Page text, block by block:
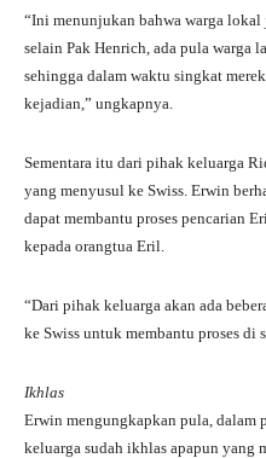
“Ini menunjukan bahwa warga lokal
selain Pak Henrich, ada pula warga
sehingga dalam waktu singkat
kejadian,” ungkapnya.
Sementara itu dari pihak keluarga
yang menyusul ke Swiss. Erwin
dapat membantu proses pencarian
kepada orangtua Eril.
“Dari pihak keluarga akan ada
ke Swiss untuk membantu proses di
Ikhlas
Erwin mengungkapkan pula, dalam
keluarga sudah ikhlas apapun yang